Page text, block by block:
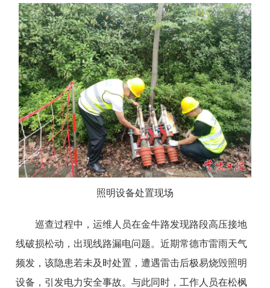
照明设备处置现场
巡查过程中，运维人员在金牛路发现路段高压接地
线破损松动，出现线路漏电问题。近期常德市雷雨天气
频发，该隐患若未及时处置，遭遇雷击后极易烧毁照明
设备，引发电力安全事故。与此同时，工作人员在松枫